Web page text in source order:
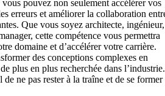
pouvez non seulement accélérer vos
erreurs et améliorer la collaboration
Que vous soyez architecte, ingénieur,
cette compétence vous permettra
domaine et d’accélérer votre carrière.
des conceptions complexes en
plus en plus recherchée dans l’industrie.
ne pas rester à la traîne et de se former